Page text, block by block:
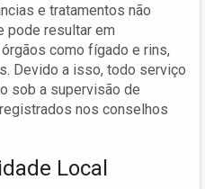
e tratamentos não
pode resultar em
como fígado e rins,
Devido a isso, todo serviço
sob a supervisão de
nos conselhos
Local